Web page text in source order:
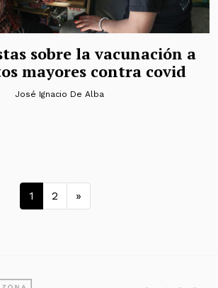
sobre la vacunación a
mayores contra covid
José Ignacio De Alba
Navegación de
1 2 »